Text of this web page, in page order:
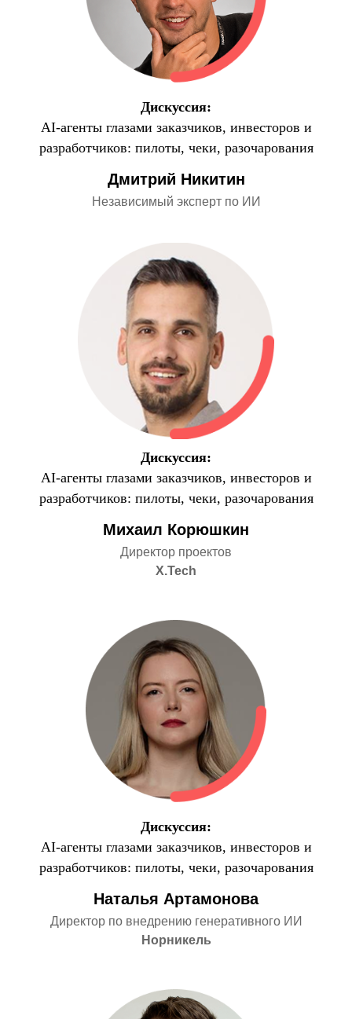
Дискуссия:
AI-агенты глазами заказчиков, инвесторов и
разработчиков: пилоты, чеки, разочарования
Дмитрий Никитин
Независимый эксперт по ИИ
Дискуссия:
AI-агенты глазами заказчиков, инвесторов и
разработчиков: пилоты, чеки, разочарования
Михаил Корюшкин
Директор проектов
X.Tech
Дискуссия:
AI-агенты глазами заказчиков, инвесторов и
разработчиков: пилоты, чеки, разочарования
Наталья Артамонова
Директор по внедрению генеративного ИИ
Норникель